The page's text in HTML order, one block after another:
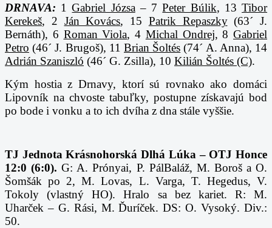
DRNAVA: 1Gabriel Józsa– 7Peter Búlik, 13Tibor
Kerekeš, 2 Ján Kovács, 15 Patrik Repaszky(63´ J.
Bernáth), 6 Roman Viola, 4 Michal Ondrej, 8 Gabriel
Petro (46´ J. Brugoš), 11 Brian Šoltés (74´ A. Anna), 14
Adrián Szaniszló (46´ G. Zsilla), 10 Kilián Šoltés (C).
Kým hostia z Drnavy, ktorí sú rovnako ako domáci
Lipovník na chvoste tabuľky, postupne získavajú bod
po bode i vonku a to ich dvíha z dna stále vyššie.
TJ Jednota Krásnohorská Dlhá Lúka – OTJ Honce
12:0 (6:0). G: A. Prónyai, P. PálBaláž, M. Boroš a O.
Šomšák po 2, M. Lovas, L. Varga, T. Hegedus, V.
Tokoly (vlastný HO). Hralo sa bez kariet. R: M.
Uharček – G. Rási, M. Ďuríček. DS: O. Vysoký. Div.:
50.